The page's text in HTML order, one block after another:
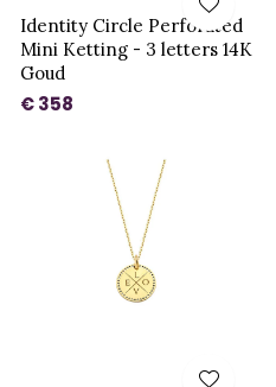
Identity Circle Perforated
Mini Ketting - 3 letters 14K
Goud
€ 358